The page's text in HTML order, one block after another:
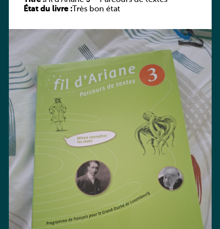
État du livre :Très bon état